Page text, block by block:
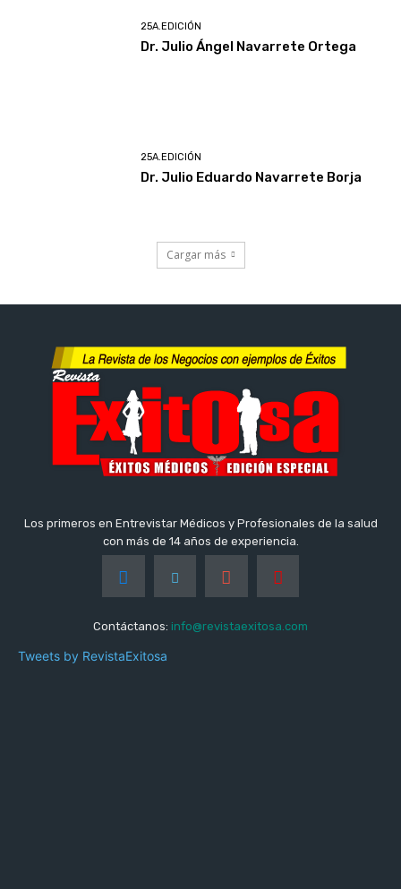
25A.EDICIÓN
Dr. Julio Ángel Navarrete Ortega
25A.EDICIÓN
Dr. Julio Eduardo Navarrete Borja
Cargar más
Los primeros en Entrevistar Médicos y Profesionales de la salud
con más de 14 años de experiencia.
Contáctanos: info@revistaexitosa.com
Tweets by RevistaExitosa